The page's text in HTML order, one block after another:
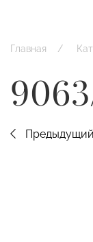
Главная